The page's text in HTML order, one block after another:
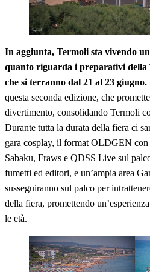
In aggiunta, Termoli sta vivendo
quanto riguarda i preparativi della
che si terranno dal 21 al 23 giugno.
questa seconda edizione, che
divertimento, consolidando Termoli
Durante tutta la durata della fiera ci
gara cosplay, il format OLDGEN
Sabaku, Fraws e QDSS Live sul
fumetti ed editori, e un’ampia area
susseguiranno sul palco per
della fiera, promettendo
le età.